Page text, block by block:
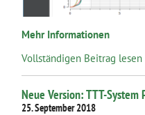
Mehr Informationen
Vollständigen Beitrag lesen
Neue Version: TTT-System
25. September 2018